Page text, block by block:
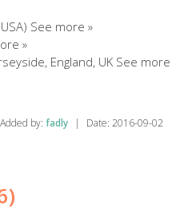
See more »
»
England, UK See more
Added by: fadly | Date: 2016-09-02